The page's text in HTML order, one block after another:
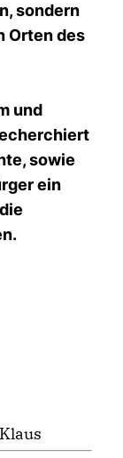
sondern
Orten des
und
sowie
ein